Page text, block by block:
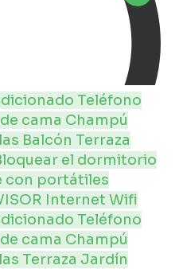
Teléfono
cama Champú
Balcón Terraza
el dormitorio
con portátiles
InternetWifi
Teléfono
cama Champú
Terraza Jardín